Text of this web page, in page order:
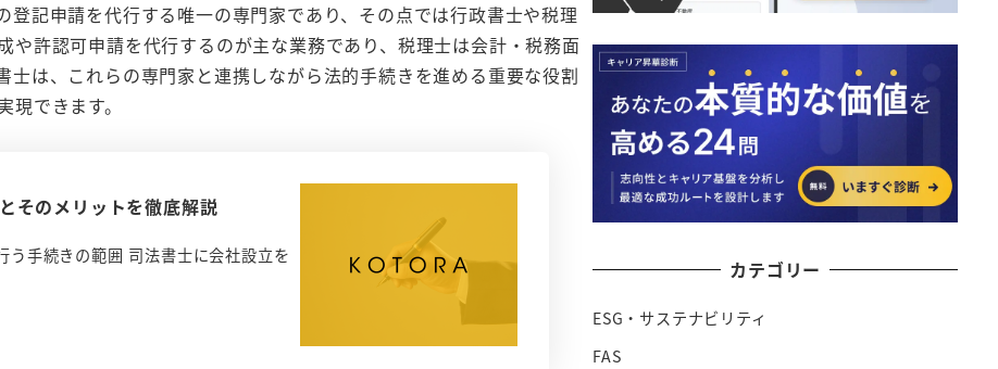
記申請を代行する唯一の専門家であり、その点では行政書士や税理
許認可申請を代行するのが主な業務であり、税理士は会計・税務面
は、これらの専門家と連携しながら法的手続きを進める重要な役割
できます。
そのメリットを徹底解説
う手続きの範囲 司法書士に会社設立を
カテゴリー
ESG・サステナビリティ
FAS